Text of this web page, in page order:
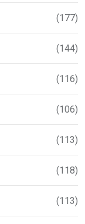
(177)
(144)
(116)
(106)
(113)
(118)
(113)